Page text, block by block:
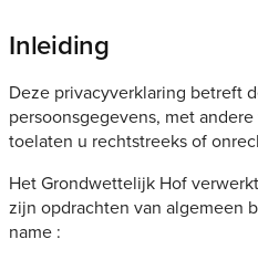
Inleiding
Deze privacyverklaring betreft
persoonsgegevens, met
toelaten u rechtstreeks of
Het Grondwettelijk Hof
zijn opdrachten van algemeen
name :